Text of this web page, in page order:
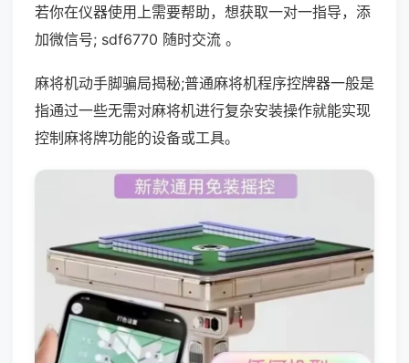
若你在仪器使用上需要帮助，想获取一对一指导，添
加微信号; sdf6770 随时交流 。
麻将机动手脚骗局揭秘;普通麻将机程序控牌器一般是
指通过一些无需对麻将机进行复杂安装操作就能实现
控制麻将牌功能的设备或工具。